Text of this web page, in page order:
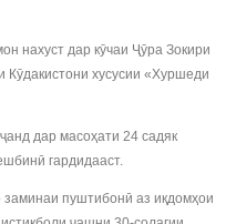
нахуст дар кӯчаи Ҷӯра Зокири
хусусии «Хуршеди
дар масоҳати 24 садяк
гардидааст.
заминаи пуштибонӣ аз иқдомҳои